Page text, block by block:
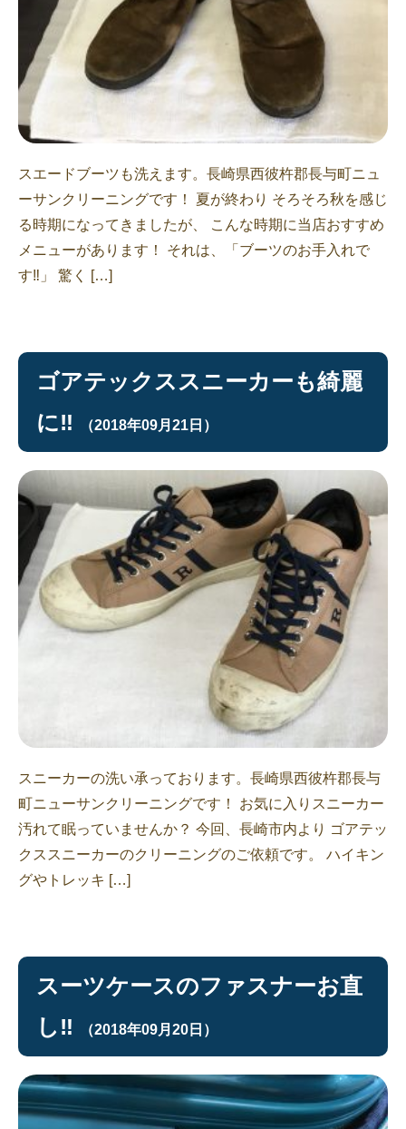
スエードブーツも洗えます。長崎県西彼杵郡長与町ニュ
ーサンクリーニングです！ 夏が終わり そろそろ秋を感じ
る時期になってきましたが、 こんな時期に当店おすすめ
メニューがあります！ それは、「ブーツのお手入れで
す‼︎」 驚く […]
ゴアテックススニーカーも綺麗
に‼︎
（2018年09月21日）
スニーカーの洗い承っております。長崎県西彼杵郡長与
町ニューサンクリーニングです！ お気に入りスニーカー
汚れて眠っていませんか？ 今回、長崎市内より ゴアテッ
クススニーカーのクリーニングのご依頼です。 ハイキン
グやトレッキ […]
スーツケースのファスナーお直
し‼︎
（2018年09月20日）